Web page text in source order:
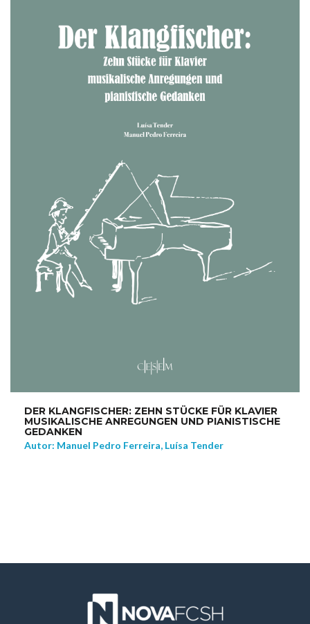
DER KLANGFISCHER: ZEHN STÜCKE FÜR KLAVIER
MUSIKALISCHE ANREGUNGEN UND PIANISTISCHE
GEDANKEN
Autor: Manuel Pedro Ferreira, Luísa Tender